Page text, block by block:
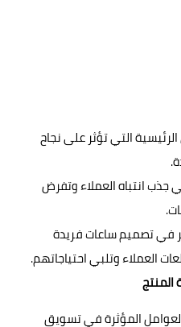
الرئيسية التي تؤثر على نجاح
جذب انتباه العملاء وتفرض
في تصميم ساعات فريدة
العملاء وتلبي احتياجاتهم.
المنتج
العوامل المؤثرة في تسويق